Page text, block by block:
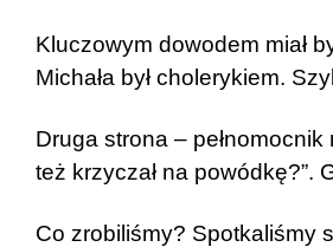
Kluczowym dowodem miał
Michała był cholerykiem.
Druga strona –
też krzyczał na powódkę?”.
Co zrobiliśmy? Spotkaliśmy